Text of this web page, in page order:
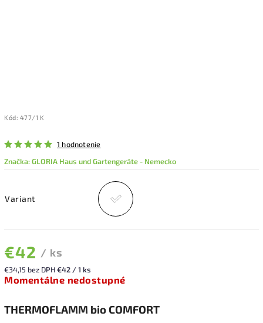
Kód: 477/1 K
1 hodnotenie
Značka:GLORIA Haus und Gartengeräte - Nemecko
Variant
€42 / ks
€34,15 bez DPH€42 / 1 ks
Momentálne nedostupné
THERMOFLAMM bio COMFORT